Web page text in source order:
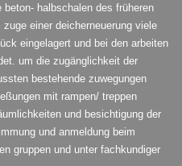
halbschalen des früheren
einer deicherneuerung viele
eingelagert und bei den arbeiten
um die zugänglichkeit der
bestehende zuwegungen
mit rampen/ treppen
und besichtigung der
und anmeldung beim
gruppen und unter fachkundiger